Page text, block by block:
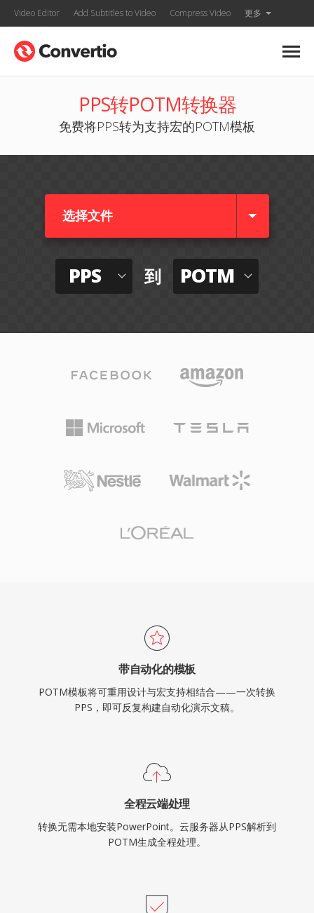
Video Editor Add Subtitles to Video Compress Video 更多
PPS转POTM转换器
免费将PPS转为支持宏的POTM模板
选择文件
PPS 到 POTM
带自动化的模板
POTM模板将可重用设计与宏支持相结合——一次转换
PPS，即可反复构建自动化演示文稿。
全程云端处理
转换无需本地安装PowerPoint。云服务器从PPS解析到
POTM生成全程处理。